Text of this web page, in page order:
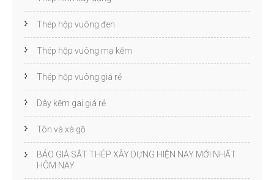
Thép hộp vuông đen
Thép hộp vuông mạ kẽm
Thép hộp vuông giá rẻ
Dây kẽm gai giá rẻ
Tôn và xà gồ
BÁO GIÁ SẮT THÉP XÂY DỰNG HIỆN NAY MỚI NHẤT
HÔM NAY